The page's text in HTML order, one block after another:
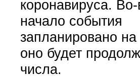
коронавируса.
начало события
запланировано
оно будет
числа.